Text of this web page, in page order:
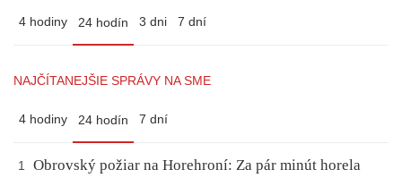
4 hodiny 24 hodín 3 dni 7 dní
NAJČÍTANEJŠIE SPRÁVY NA SME
4 hodiny 24 hodín 7 dní
1
Obrovský požiar na Horehroní: Za pár minút horela